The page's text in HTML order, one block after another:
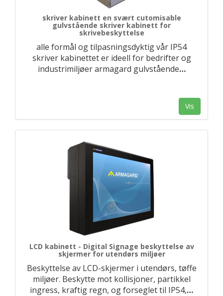
skriver kabinett en svært cutomisable
gulvstående skriver kabinett for
skrivebeskyttelse
alle formål og tilpasningsdyktig vår IP54
skriver kabinettet er ideell for bedrifter og
industrimiljøer armagard gulvstående…
Vis
LCD kabinett - Digital Signage beskyttelse av
skjermer for utendørs miljøer
Beskyttelse av LCD-skjermer i utendørs, tøffe
miljøer. Beskytte mot kollisjoner, partikkel
ingress, kraftig regn, og forseglet til IP54,…